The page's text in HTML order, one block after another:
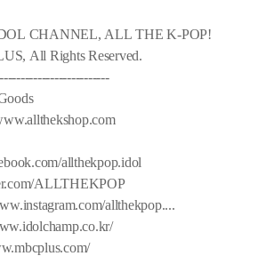
CHANNEL, ALL THE K-POP!
All Rights Reserved.
allthekpop.idol
ALLTHEKPOP
allthekpop....